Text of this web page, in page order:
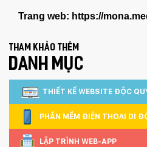
Trang web: https://
Tham khảo thêm
DANH MỤC
THIẾT KẾ WEBSITE ĐỘC
PHẦN MỀM ĐIỆN THOẠI DI
LẬP TRÌNH WEB-APP